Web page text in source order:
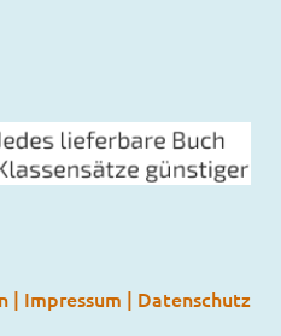
| Impressum | Datenschutz